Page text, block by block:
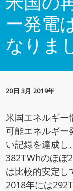
ー発電
なりま
20日 3月 2019年
米国エネルギー
可能エネルギー
い記録を達成し
382TWhのほぼ
は比較的安定し
2018年には